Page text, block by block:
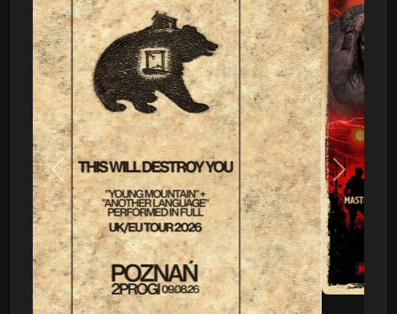
Poprzedni Następny